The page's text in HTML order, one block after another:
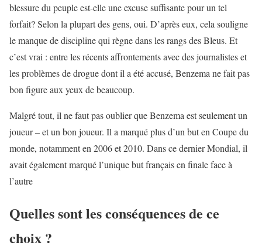
blessure du peuple est-elle une excuse suffisante pour un tel
forfait? Selon la plupart des gens, oui. D’après eux, cela souligne
le manque de discipline qui règne dans les rangs des Bleus. Et
c’est vrai : entre les récents affrontements avec des journalistes et
les problèmes de drogue dont il a été accusé, Benzema ne fait pas
bon figure aux yeux de beaucoup.
Malgré tout, il ne faut pas oublier que Benzema est seulement un
joueur – et un bon joueur. Il a marqué plus d’un but en Coupe du
monde, notamment en 2006 et 2010. Dans ce dernier Mondial, il
avait également marqué l’unique but français en finale face à
l’autre
Quelles sont les conséquences de ce
choix ?